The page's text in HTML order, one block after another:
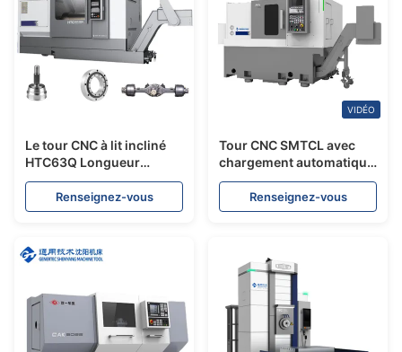
Le tour CNC à lit incliné
HTC63Q Longueur
maximale de coupe 3000
mm Fuseau de coupe
lourd Tour CNC
Renseignez-vous
VIDÉO
Tour CNC SMTCL avec
chargement automatique
déchargement HTC30Hm
12 stations tourelle de
puissance centre de
Renseignez-vous